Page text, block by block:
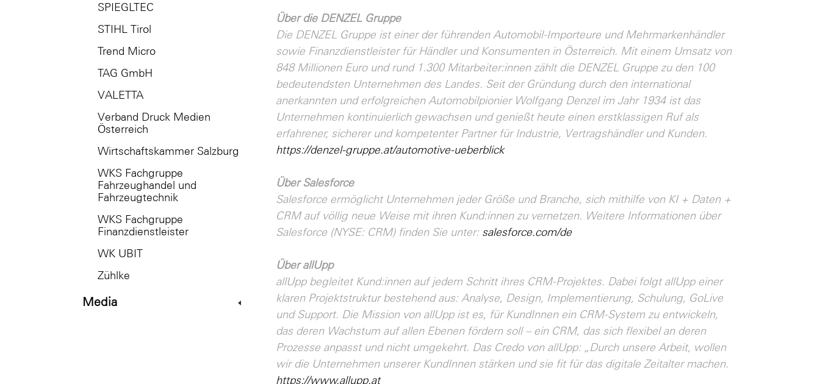
SPIEGLTEC
STIHL Tirol
Trend Micro
TAG GmbH
VALETTA
Verband Druck Medien
Österreich
Wirtschaftskammer Salzburg
WKS Fachgruppe
Fahrzeughandel und
Fahrzeugtechnik
WKS Fachgruppe
Finanzdienstleister
WK UBIT
Zühlke
Media
Über die DENZEL Gruppe
Die DENZEL Gruppe ist einer der führenden Automobil-Importeure und Mehrmarkenhändler
sowie Finanzdienstleister für Händler und Konsumenten in Österreich. Mit einem Umsatz von
848 Millionen Euro und rund 1.300 Mitarbeiter:innen zählt die DENZEL Gruppe zu den 100
bedeutendsten Unternehmen des Landes. Seit der Gründung durch den international
anerkannten und erfolgreichen Automobilpionier Wolfgang Denzel im Jahr 1934 ist das
Unternehmen kontinuierlich gewachsen und genießt heute einen erstklassigen Ruf als
erfahrener, sicherer und kompetenter Partner für Industrie, Vertragshändler und Kunden.
https://denzel-gruppe.at/automotive-ueberblick
Über Salesforce
Salesforce ermöglicht Unternehmen jeder Größe und Branche, sich mithilfe von KI + Daten +
CRM auf völlig neue Weise mit ihren Kund:innen zu vernetzen. Weitere Informationen über
Salesforce (NYSE: CRM) finden Sie unter: salesforce.com/de
Über allUpp
allUpp begleitet Kund:innen auf jedem Schritt ihres CRM-Projektes. Dabei folgt allUpp einer
klaren Projektstruktur bestehend aus: Analyse, Design, Implementierung, Schulung, GoLive
und Support. Die Mission von allUpp ist es, für KundInnen ein CRM-System zu entwickeln,
das deren Wachstum auf allen Ebenen fördern soll – ein CRM, das sich flexibel an deren
Prozesse anpasst und nicht umgekehrt. Das Credo von allUpp: „Durch unsere Arbeit, wollen
wir die Unternehmen unserer KundInnen stärken und sie fit für das digitale Zeitalter machen.
https://www.allupp.at